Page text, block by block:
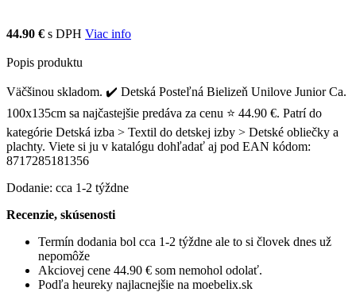
44.90 € s DPH Viac info
Popis produktu
Väčšinou skladom. ✔️ Detská Posteľná Bielizeň Unilove Junior Ca.
100x135cm sa najčastejšie predáva za cenu ⭐ 44.90 €. Patrí do
kategórie Detská izba > Textil do detskej izby > Detské obliečky a
plachty. Viete si ju v katalógu dohľadať aj pod EAN kódom:
8717285181356
Dodanie: cca 1-2 týždne
Recenzie, skúsenosti
Termín dodania bol cca 1-2 týždne ale to si človek dnes už
nepomôže
Akciovej cene 44.90 € som nemohol odolať.
Podľa heureky najlacnejšie na moebelix.sk